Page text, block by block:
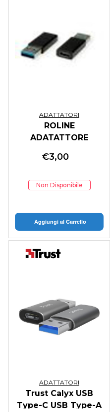
ADATTATORI
ROLINE
ADATATTORE
DONGLE, A - C, M/F
€3,00
Non Disponibile
Aggiungi al Carrello
ADATTATORI
Trust Calyx USB
Type-C USB Type-A